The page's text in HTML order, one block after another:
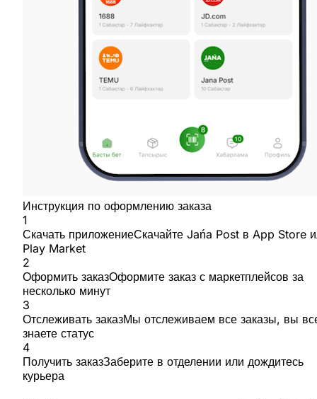
Инструкция по оформлению заказа
1
Скачать приложениеСкачайте Jańa Post в App Store
Play Market
2
Оформить заказОформите заказ с маркетплейсов за
несколько минут
3
Отслеживать заказМы отслеживаем все заказы, вы
знаете статус
4
Получить заказЗаберите в отделении или дождитесь
курьера